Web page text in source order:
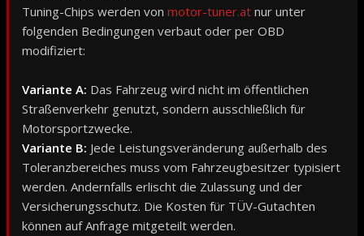
Tuning-Chips werden von motor-tuner.at nur unter
folgenden Bedingungen verbaut oder per OBD
modifiziert:
Variante A: Das Fahrzeug wird nicht im öffentlichen
Straßenverkehr genutzt, sondern ausschließlich für
Motorsportzwecke.
Variante B: Jede Leistungsveränderung außerhalb des
Toleranzbereiches muss vom Fahrzeugbesitzer typisiert
werden. Andernfalls erlischt die Zulassung und der
Versicherungsschutz. Die Kosten für TÜV-Gutachten
können auf Anfrage mitgeteilt werden.